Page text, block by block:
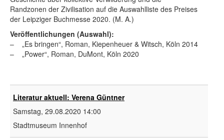
Randzonen der Zivilisation auf die Auswahlliste des Preises
der Leipziger Buchmesse 2020. (M. A.)
Veröffentlichungen (Auswahl):
– „Es bringen“, Roman, Kiepenheuer & Witsch, Köln 2014
– „Power“, Roman, DuMont, Köln 2020
Literatur aktuell: Verena Güntner
Samstag, 29.08.2020 14:00
Stadtmuseum Innenhof